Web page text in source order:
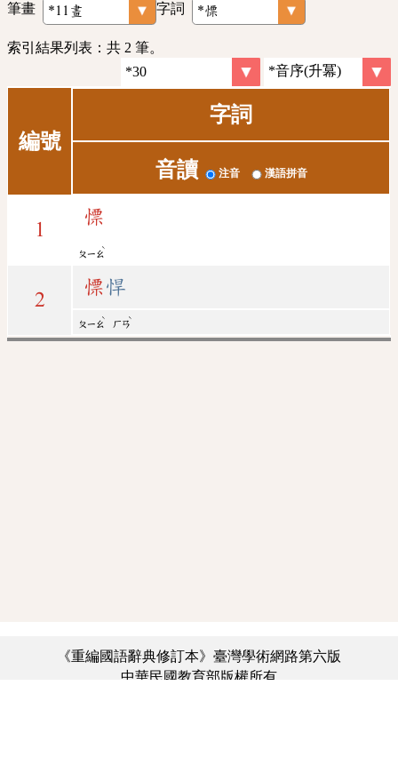
筆畫
字詞
索引結果列表：共 2 筆。
編號
字詞
音讀 注音 漢語拼音
1
慓
ㄆㄧㄠ
ˋ
2
慓悍
ㄆㄧㄠ
ˋ
ㄏㄢ
ˋ
《重編國語辭典修訂本》臺灣學術網路第六版
中華民國教育部版權所有